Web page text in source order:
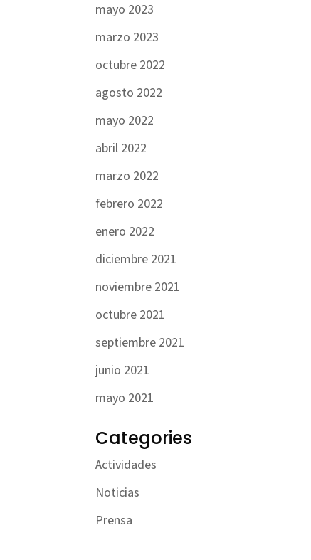
mayo 2023
marzo 2023
octubre 2022
agosto 2022
mayo 2022
abril 2022
marzo 2022
febrero 2022
enero 2022
diciembre 2021
noviembre 2021
octubre 2021
septiembre 2021
junio 2021
mayo 2021
Categories
Actividades
Noticias
Prensa